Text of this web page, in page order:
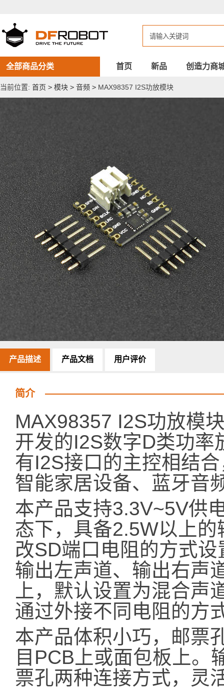
放
模
块
全部商品分类 首页 新品 创造力商
当前位置: 首页 > 模块 > 音频 > MAX98357 I2S功放模块
产品描述 产品文档 用户评价
简介
MAX98357 I2S功放模
开发的I2S数字D类功率
有I2S接口的主控相结
智能家居设备、蓝牙音
本产品支持3.3V~5V供
态下，具备2.5W以上
改SD端口电阻的方式
输出左声道、输出右声
上，默认设置为混合声
通过外接不同电阻的方
本产品体积小巧，邮票
目PCB上或面包板上。
票孔两种连接方式，灵